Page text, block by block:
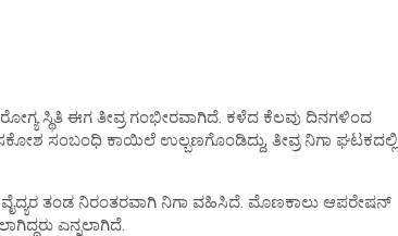
ಸ್ಥಿತಿ ಈಗ ತೀವ್ರ ಗಂಭೀರವಾಗಿದೆ. ಕಳೆದ ಕೆಲವು ದಿನಗಳಿಂದ
ಸಂಬಂಧಿ ಕಾಯಿಲೆ ಉಲ್ಬಣಗೊಂಡಿದ್ದು, ತೀವ್ರ ನಿಗಾ ಘಟಕದಲ್ಲಿ
ತಂಡ ನಿರಂತರವಾಗಿ ನಿಗಾ ವಹಿಸಿದೆ. ಮೊಣಕಾಲು ಆಪರೇಷನ್
ಎನ್ನಲಾಗಿದೆ.